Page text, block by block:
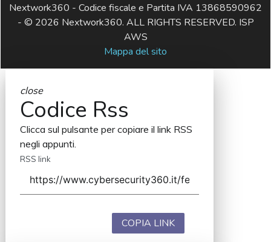
Nextwork360 - Codice fiscale e Partita IVA 13868590962
- © 2026 Nextwork360. ALL RIGHTS RESERVED. ISP
AWS
Mappa del sito
close
Codice Rss
Clicca sul pulsante per copiare il link RSS
negli appunti.
RSS link
COPIA LINK